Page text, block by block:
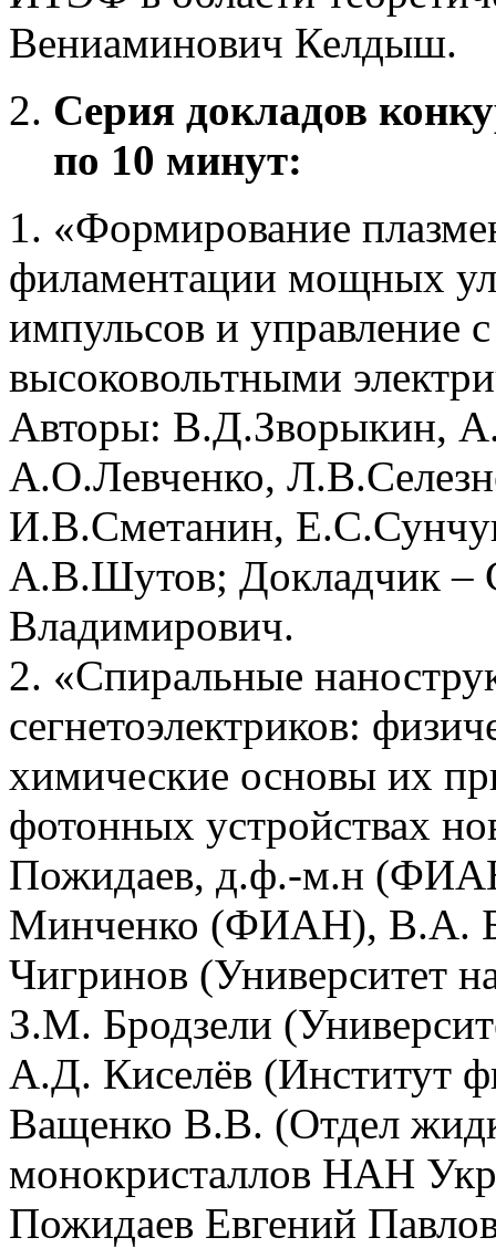
Вениаминович Келдыш.
Серия докладов
по 10 минут:
1. «Формирование
филаментации мощных
импульсов и управление
высоковольтными
Авторы: В.Д.Зворыкин,
А.О.Левченко,
И.В.Сметанин,
А.В.Шутов; Докладчик –
Владимирович.
2. «Спиральные
сегнетоэлектриков:
химические основы их
фотонных устройствах
Пожидаев, д.ф.-м.н
Минченко (ФИАН), В.А.
Чигринов (Университет
З.М. Бродзели
А.Д. Киселёв (Институт
Ващенко В.В. (Отдел
монокристаллов НАН
Пожидаев Евгений